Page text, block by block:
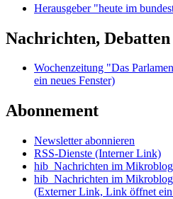
Herausgeber "heute im
Nachrichten,
Wochenzeitung "Das
ein neues Fenster)
Abonnement
Newsletter abonnieren
RSS-Dienste (Interner Link)
hib_Nachrichten im
hib_Nachrichten im
(Externer Link, Link öffnet ein